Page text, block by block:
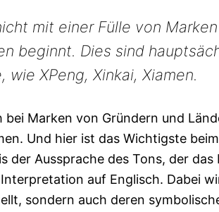
mit einer Fülle von
beginnt. Dies sind
XPeng, Xinkai, Xiamen.
Marken von Gründern und
Und hier ist das Wichtigste
der Aussprache des Tons, der das
auf Englisch. Dabei
sondern auch deren